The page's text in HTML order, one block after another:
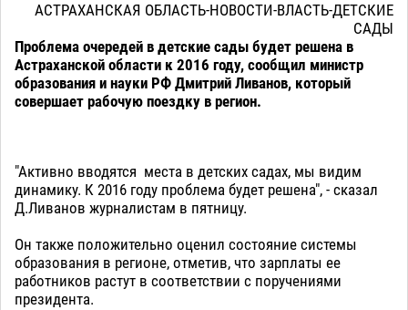
АСТРАХАНСКАЯ ОБЛАСТЬ-НОВОСТИ-ВЛАСТЬ-ДЕТСКИЕ
САДЫ
Проблема очередей в детские сады будет решена в
Астраханской области к 2016 году, сообщил министр
образования и науки РФ Дмитрий Ливанов, который
совершает рабочую поездку в регион.
"Активно вводятся места в детских садах, мы видим
динамику. К 2016 году проблема будет решена", - сказал
Д.Ливанов журналистам в пятницу.
Он также положительно оценил состояние системы
образования в регионе, отметив, что зарплаты ее
работников растут в соответствии с поручениями
президента.